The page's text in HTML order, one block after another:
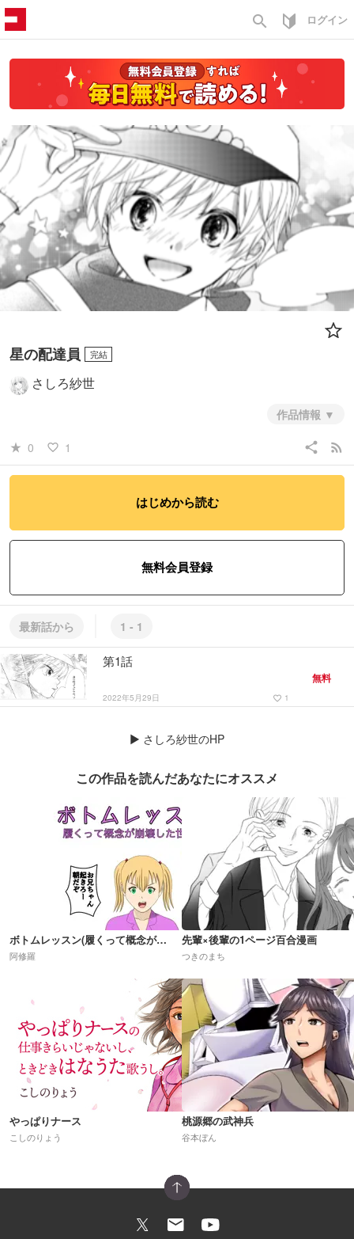
search ログイン
星の配達員 完結
さしろ紗世
2019.09
作品情報
star_rate 0 favorite_border 1 share rss_feed
はじめから読む
無料会員登録
最新話から 1 - 1
第1話
2022年5月29日 favorite_border 1
無料
▶ さしろ紗世のHP
この作品を読んだあなたにオススメ
ボトムレッスン(履くって概念が崩壊した世界)R18
阿修羅
先輩×後輩の1ページ百合漫画
つきのまち
やっぱりナース
こしのりょう
桃源郷の武神兵
谷本ぼん